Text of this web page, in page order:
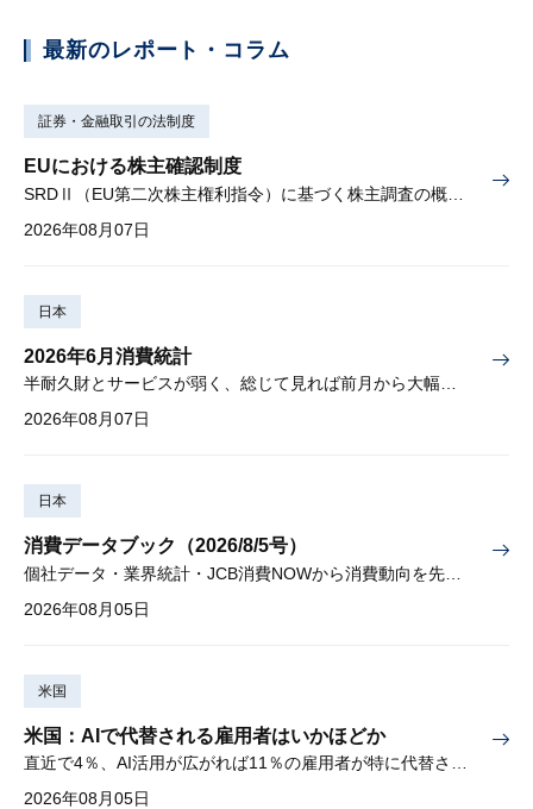
最新のレポート・コラム
証券・金融取引の法制度
EUにおける株主確認制度
2026年08月07日
日本
2026年6月消費統計
半耐久財とサービスが弱く、総じて見れば前月から大幅に減少
2026年08月07日
日本
消費データブック（2026/8/5号）
2026年08月05日
米国
米国：AIで代替される雇用者はいかほどか
直近で4％、AI活用が広がれば11％の雇用者が特に代替されやすい
2026年08月05日